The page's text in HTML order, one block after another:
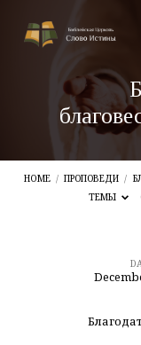
HOME / ПРОПОВЕДИ /
ТЕМЫ